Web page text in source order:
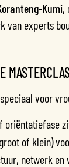
Kumi,
van experts
voor
oriëntatiefase
of klein)
netwerk en